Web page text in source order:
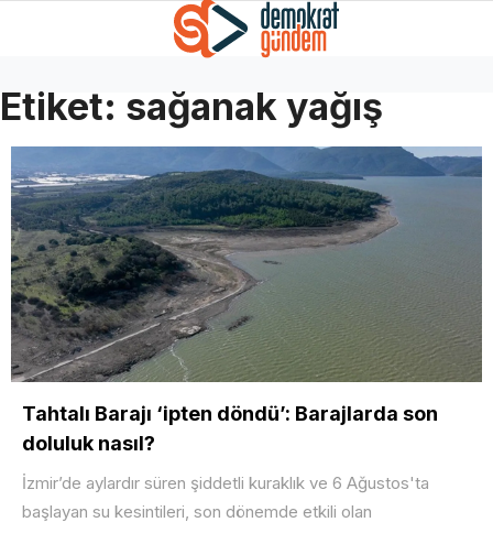
Etiket: sağanak yağış
Tahtalı Barajı ‘ipten döndü’: Barajlarda son
doluluk nasıl?
İzmir’de aylardır süren şiddetli kuraklık ve 6 Ağustos'ta
başlayan su kesintileri, son dönemde etkili olan